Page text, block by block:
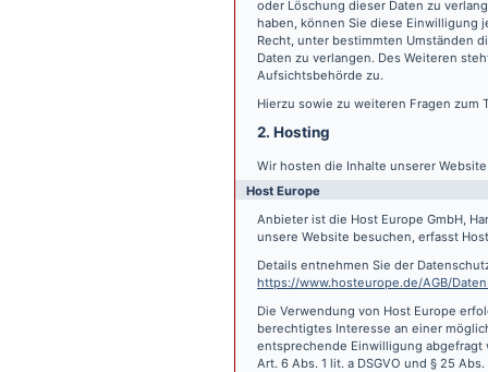
oder Löschung dieser Daten zu
haben, können Sie diese Einwilligung
Recht, unter bestimmten Umständen
Daten zu verlangen. Des Weiteren
Aufsichtsbehörde zu.
Hierzu sowie zu weiteren Fragen zum
2. Hosting
Wir hosten die Inhalte unserer
Host Europe
Anbieter ist die Host Europe GmbH,
unsere Website besuchen, erfasst
Details entnehmen Sie der
https://www.hosteurope.de/AGB/
Die Verwendung von Host Europe
berechtigtes Interesse an einer
entsprechende Einwilligung abgefragt
Art. 6 Abs. 1 lit. a DSGVO und § 25